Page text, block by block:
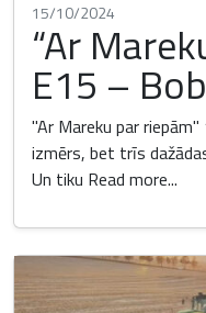
15/10/2024
“Ar
E15 –
"Ar Mareku par
izmērs, bet trīs
Un tiku Read more...